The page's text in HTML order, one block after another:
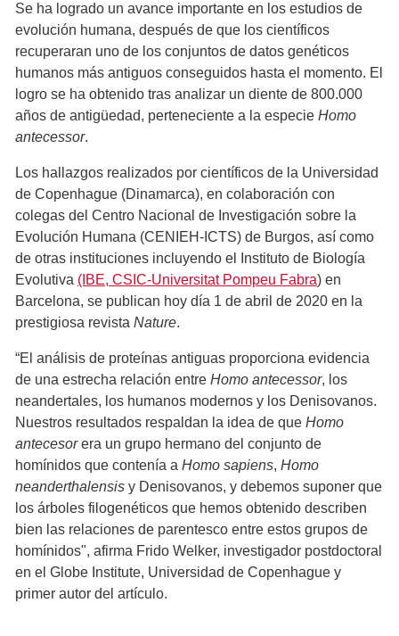
Se ha logrado un avance importante en los estudios de
evolución humana, después de que los científicos
recuperaran uno de los conjuntos de datos genéticos
humanos más antiguos conseguidos hasta el momento. El
logro se ha obtenido tras analizar un diente de 800.000
años de antigüedad, perteneciente a la especie Homo
antecessor.
Los hallazgos realizados por científicos de la Universidad
de Copenhague (Dinamarca), en colaboración con
colegas del Centro Nacional de Investigación sobre la
Evolución Humana (CENIEH-ICTS) de Burgos, así como
de otras instituciones incluyendo el Instituto de Biología
Evolutiva (IBE, CSIC-Universitat Pompeu Fabra) en
Barcelona, se publican hoy día 1 de abril de 2020 en la
prestigiosa revista Nature.
“El análisis de proteínas antiguas proporciona evidencia
de una estrecha relación entre Homo antecessor, los
neandertales, los humanos modernos y los Denisovanos.
Nuestros resultados respaldan la idea de que Homo
antecesorera un grupo hermano del conjunto de
homínidos que contenía a Homo sapiens, Homo
neanderthalensis y Denisovanos, y debemos suponer que
los árboles filogenéticos que hemos obtenido describen
bien las relaciones de parentesco entre estos grupos de
homínidos", afirma Frido Welker, investigador postdoctoral
en el Globe Institute, Universidad de Copenhague y
primer autor del artículo.